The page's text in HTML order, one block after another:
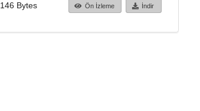
146 Bytes Ön İzleme İndir